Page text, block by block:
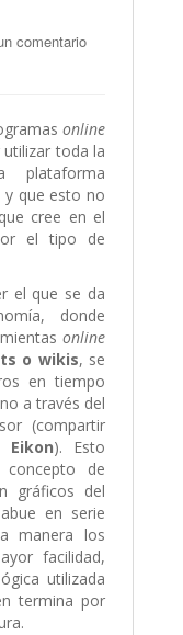
comentario
online
toda la
y que esto no
cree en el
el tipo de
el que se da
donde
online
o wikis, se
en tiempo
a través del
(compartir
Eikon). Esto
de
gráficos del
en serie
manera los
facilidad,
utilizada
termina por